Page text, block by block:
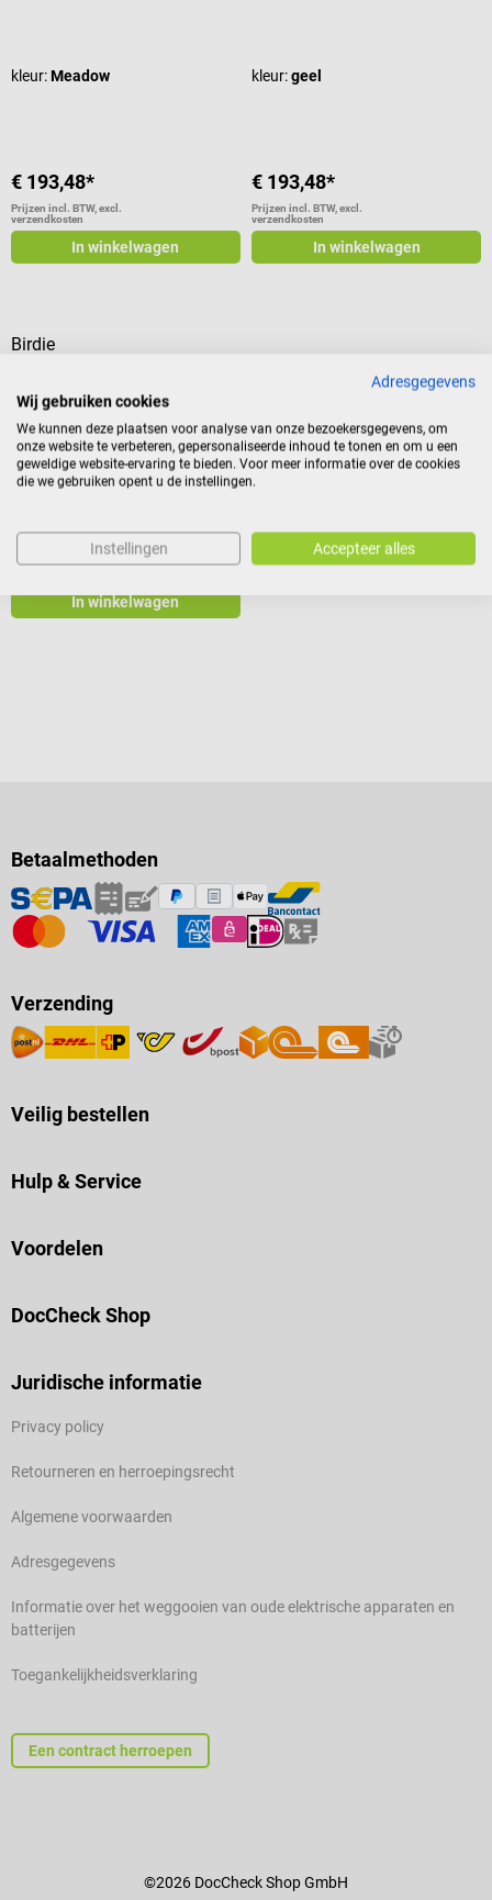
kleur:Meadow
€ 193,48*
Prijzen incl. BTW, excl.
verzendkosten
In winkelwagen
kleur:geel
€ 193,48*
Prijzen incl. BTW, excl.
verzendkosten
In winkelwagen
Birdie
– Wood Edition
Designer-sensor van duurzaam
Deens eikenhout
€ 229,78*
Prijzen incl. BTW, excl.
In winkelwagen
Betaalmethoden
Verzending
Veilig bestellen
Hulp & Service
Voordelen
DocCheck Shop
Juridische informatie
Privacy policy
Retourneren en herroepingsrecht
Algemene voorwaarden
Adresgegevens
Informatie over het weggooien van oude elektrische apparaten en
batterijen
Toegankelijkheidsverklaring
Een contract herroepen
©2026 DocCheck Shop GmbH
Adresgegevens
Wij gebruiken cookies
We kunnen deze plaatsen voor analyse van onze bezoekersgegevens, om
onze website te verbeteren, gepersonaliseerde inhoud te tonen en om u een
geweldige website-ervaring te bieden. Voor meer informatie over de cookies
die we gebruiken opent u de instellingen.
Instellingen Accepteer alles